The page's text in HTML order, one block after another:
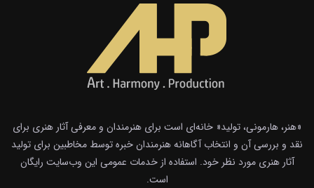
«هنر، هارمونی، تولید« خانه‌ای است برای هنرمندان و معرفی آثار هنری برای
نقد و بررسی آن و انتخاب آگاهانه هنرمندان خبره توسط مخاطبین برای تولید
آثار هنری مورد نظر خود. استفاده از خدمات عمومی این وب‌سایت رایگان
است.